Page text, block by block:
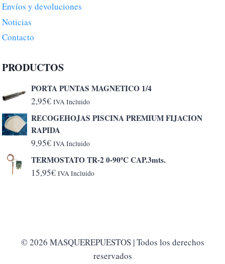
Envíos y devoluciones
Noticias
Contacto
PRODUCTOS
PORTA PUNTAS MAGNETICO 1/4
2,95€ IVA Incluido
RECOGEHOJAS PISCINA PREMIUM FIJACION
RAPIDA
9,95€ IVA Incluido
TERMOSTATO TR-2 0-90ºC CAP.3mts.
15,95€ IVA Incluido
© 2026 MASQUEREPUESTOS | Todos los derechos
reservados